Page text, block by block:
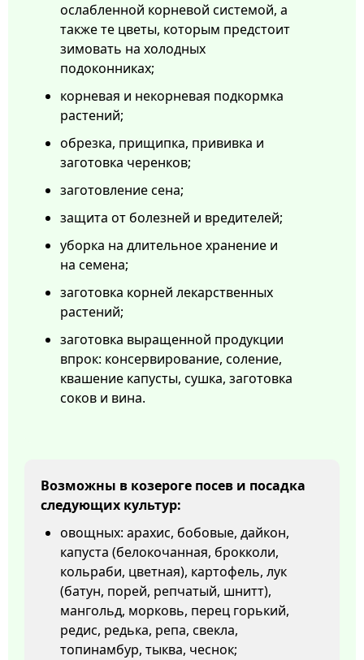
ослабленной корневой системой, а
также те цветы, которым предстоит
зимовать на холодных
подоконниках;
корневая и некорневая подкормка
растений;
обрезка, прищипка, прививка и
заготовка черенков;
заготовление сена;
защита от болезней и вредителей;
уборка на длительное хранение и
на семена;
заготовка корней лекарственных
растений;
заготовка выращенной продукции
впрок: консервирование, соление,
квашение капусты, сушка, заготовка
соков и вина.
Возможны в козероге посев и посадка
следующих культур:
овощных: арахис, бобовые, дайкон,
капуста (белокочанная, брокколи,
кольраби, цветная), картофель, лук
(батун, порей, репчатый, шнитт),
мангольд, морковь, перец горький,
редис, редька, репа, свекла,
топинамбур, тыква, чеснок;